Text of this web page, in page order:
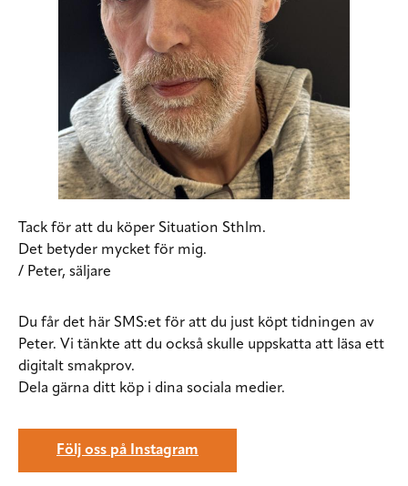
Tack för att du köper Situation Sthlm.
Det betyder mycket för mig.
/ Peter, säljare
Du får det här SMS:et för att du just köpt tidningen av
Peter. Vi tänkte att du också skulle uppskatta att läsa ett
digitalt smakprov.
Dela gärna ditt köp i dina sociala medier.
Följ oss på Instagram